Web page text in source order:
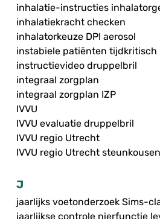
inhalatie-instructies
inhalatiekracht checken
inhalatorkeuze DPI aerosol
instabiele patiënten tijdkritisch
instructievideo druppelbril
integraal zorgplan
integraal zorgplan IZP
IVVU
IVVU evaluatie druppelbril
IVVU regio Utrecht
IVVU regio Utrecht steunkousen
J
jaarlijks voetonderzoek Sims-
jaarlijkse controle nierfunctie